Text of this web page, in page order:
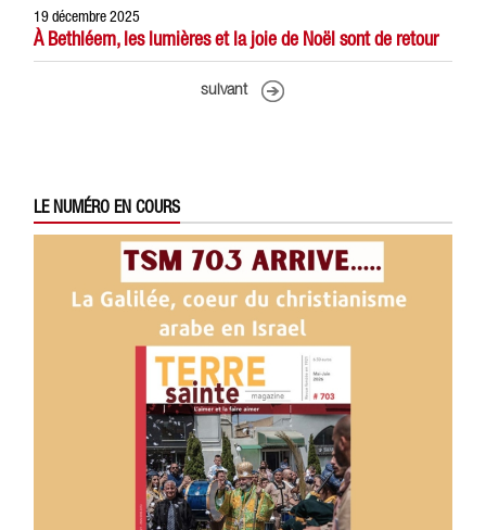
19 décembre 2025
À Bethléem, les lumières et la joie de Noël sont de retour
suivant
LE NUMÉRO EN COURS